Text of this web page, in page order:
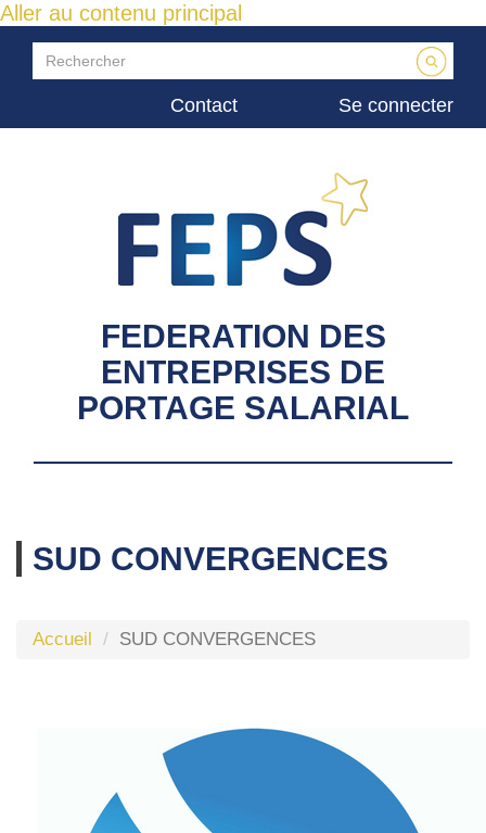
Aller au contenu principal
Contact Se connecter
FEDERATION DES
ENTREPRISES DE
PORTAGE SALARIAL
SUD CONVERGENCES
Accueil SUD CONVERGENCES